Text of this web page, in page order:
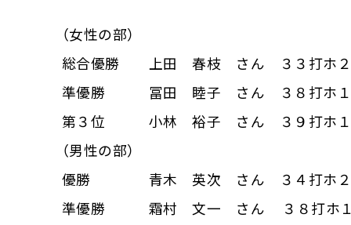
（女性の部）
総合優勝 上田 春枝 さん ３３打ホ２
準優勝 冨田 睦子 さん ３８打ホ１
第３位 小林 裕子 さん ３９打ホ１
（男性の部）
優勝 青木 英次 さん ３４打ホ２
準優勝 霜村 文一 さん ３８打ホ１